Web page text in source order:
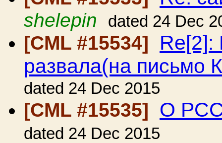
shelepin dated 24 Dec
[CML #15534]
развала(на письмо
dated 24 Dec 2015
[CML #15535] О
dated 24 Dec 2015